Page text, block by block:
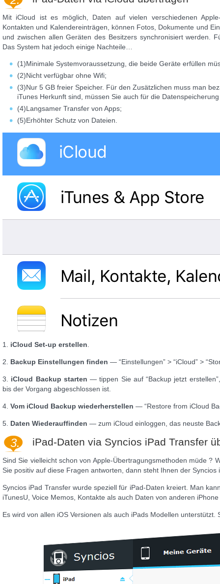
Mit iCloud ist es möglich, Daten auf vielen verschiedenen
Kontakten und Kalendereinträgen, können Fotos, Dokumente und
und zwischen allen Geräten des Besitzers synchronisiert werden.
Das System hat jedoch einige Nachteile…
(1)Minimale Systemvoraussetzung, die beide Geräte erfüllen
(2)Nicht verfügbar ohne Wifi;
(3)Nur 5 GB freier Speicher. Für den Zusätzlichen muss man
iTunes Herkunft sind, müssen Sie auch für die
(4)Langsamer Transfer von Apps;
(5)Erhöhter Schutz von Dateien.
1. iCloud Set-up erstellen
2. Backup Einstellungen finden — “Einstellungen” > “iCloud” >
3. iCloud Backup starten — tippen Sie auf “Backup jetzt
bis der Vorgang abgeschlossen ist.
4. Vom iCloud Backup wiederherstellen — “Restore from iCloud
5. Daten Wiederauffinden — zum iCloud einloggen, das neuste
3. iPad-Daten via Syncios iPad Transfer
Sind Sie vielleicht schon von Apple-Übertragungsmethoden müde ?
Sie positiv auf diese Fragen antworten, dann steht Ihnen der Syncios
Syncios iPad Transfer wurde speziell für iPad-Daten kreiert. Man
iTunesU, Voice Memos, Kontakte als auch Daten von anderen
Es wird von allen iOS Versionen als auch iPads Modellen